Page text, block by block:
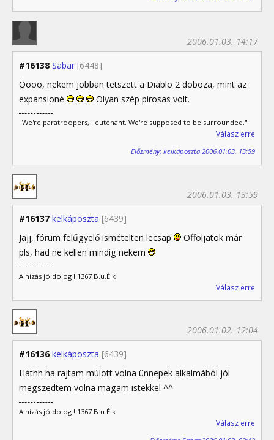
#16138 Sabar [6448]
2006.01.03. 14:17
Öööö, nekem jobban tetszett a Diablo 2 doboza, mint az
expansioné
Olyan szép pirosas volt.
"We're paratroopers, lieutenant. We're supposed to be surrounded."
Válasz erre
Előzmény: kelkáposzta 2006.01.03. 13:59
#16137 kelkáposzta [6439]
2006.01.03. 13:59
Jajj, fórum felűgyelő ismételten lecsap
Offoljatok már
pls, had ne kellen mindig nekem
A hízás jó dolog ! 1367 B.u.É.k
Válasz erre
#16136 kelkáposzta [6439]
2006.01.02. 12:04
Háthh ha rajtam múlott volna ünnepek alkalmából jól
megszedtem volna magam istekkel ^^
A hízás jó dolog ! 1367 B.u.É.k
Válasz erre